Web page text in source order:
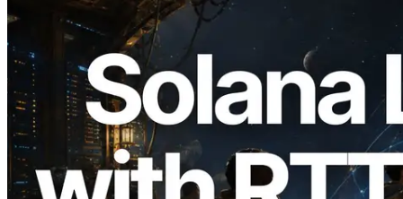
2026.08.05
ERPC, Solana Leader Slot API를 전 세계
7개 리전 ping 측정으로 확장 —